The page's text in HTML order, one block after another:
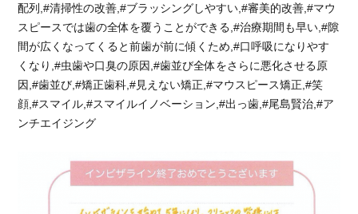
配列,#清掃性の改善,#ブラッシングしやすい,#審美的改善,#マウ
スピースでは歯の全体を覆うことができる,#治療期間も早い,#隙
間が広くなってくると前歯が前に傾くため,#口呼吸になりやす
くなり,#虫歯や口臭の原因,#歯並び全体をさらに悪化させる原
因,#歯並び,#矯正歯科,#見えない矯正,#マウスピース矯正,#笑
顔,#スマイル,#スマイルイノベーション,#出っ歯,#尾島賢治,#ア
ンチエイジング